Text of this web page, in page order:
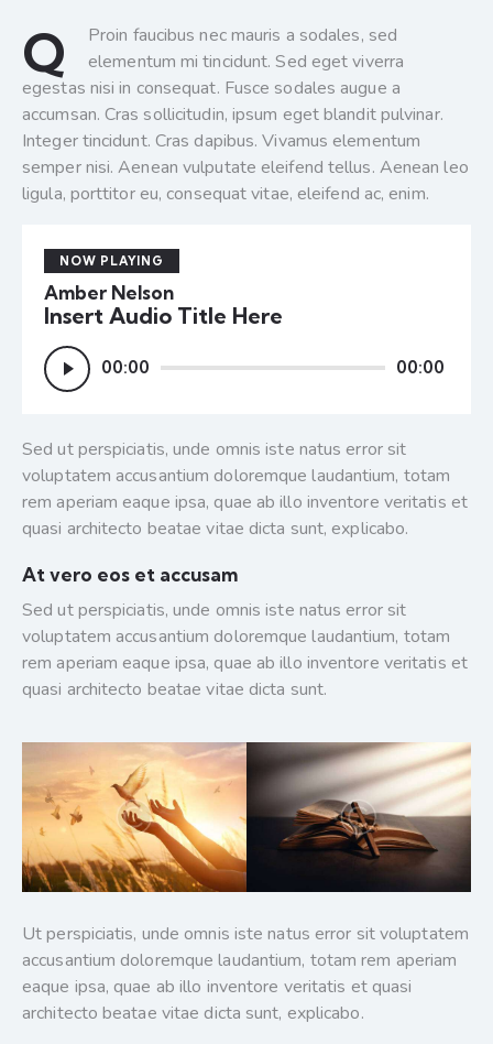
Q
Proin faucibus nec mauris a sodales, sed
elementum mi tincidunt. Sed eget viverra
egestas nisi in consequat. Fusce sodales augue a
accumsan. Cras sollicitudin, ipsum eget blandit pulvinar.
Integer tincidunt. Cras dapibus. Vivamus elementum
semper nisi. Aenean vulputate eleifend tellus. Aenean leo
ligula, porttitor eu, consequat vitae, eleifend ac, enim.
NOW PLAYING
Amber Nelson
Insert Audio Title Here
Audio
Player
00:00 00:00
Sed ut perspiciatis, unde omnis iste natus error sit
voluptatem accusantium doloremque laudantium, totam
rem aperiam eaque ipsa, quae ab illo inventore veritatis et
quasi architecto beatae vitae dicta sunt, explicabo.
At vero eos et accusam
Sed ut perspiciatis, unde omnis iste natus error sit
voluptatem accusantium doloremque laudantium, totam
rem aperiam eaque ipsa, quae ab illo inventore veritatis et
quasi architecto beatae vitae dicta sunt.
Ut perspiciatis, unde omnis iste natus error sit voluptatem
accusantium doloremque laudantium, totam rem aperiam
eaque ipsa, quae ab illo inventore veritatis et quasi
architecto beatae vitae dicta sunt, explicabo.